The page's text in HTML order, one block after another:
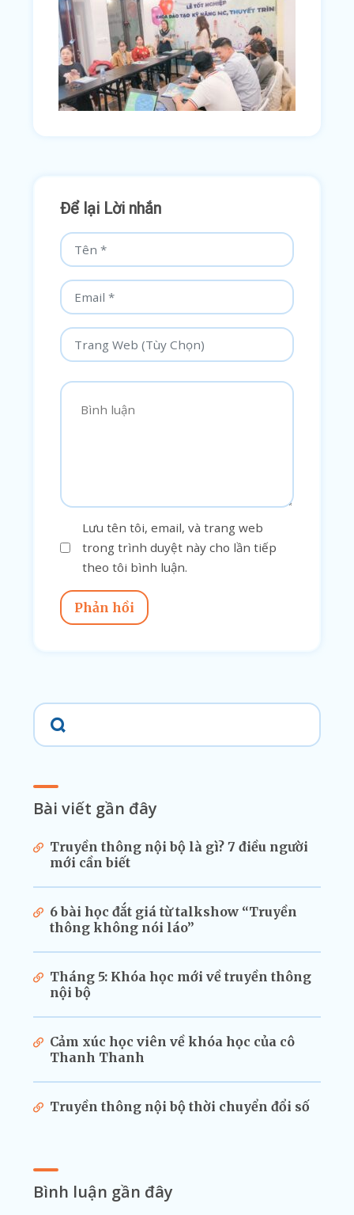
Để lại Lời nhắn
Lưu tên tôi, email, và trang web
trong trình duyệt này cho lần tiếp
theo tôi bình luận.
Phản hồi
Bài viết gần đây
Truyền thông nội bộ là gì? 7 điều người
mới cần biết
6 bài học đắt giá từ talkshow “Truyền
thông không nói láo”
Tháng 5: Khóa học mới về truyền thông
nội bộ
Cảm xúc học viên về khóa học của cô
Thanh Thanh
Truyền thông nội bộ thời chuyển đổi số
Bình luận gần đây